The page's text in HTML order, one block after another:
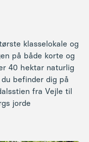
klasselokale og
på både korte og
40 hektar naturlig
befinder dig på
fra Vejle til
jorde